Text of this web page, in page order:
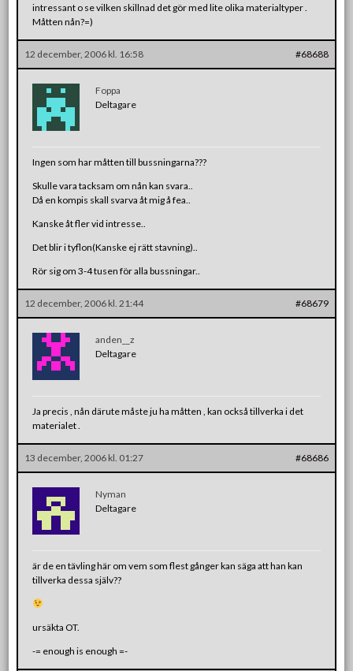
intressant o se vilken skillnad det gör med lite olika materialtyper .
Måtten nån?=)
12 december, 2006 kl. 16:58 #68688
Foppa
Deltagare
Ingen som har måtten till bussningarna???
Skulle vara tacksam om nån kan svara..
Då en kompis skall svarva åt mig å fea..
Kanske åt fler vid intresse..
Det blir i tyflon(Kanske ej rätt stavning)..
Rör sig om 3-4 tusen för alla bussningar..
12 december, 2006 kl. 21:44 #68679
anden__z
Deltagare
Ja precis , nån därute måste ju ha måtten , kan också tillverka i det
materialet .
13 december, 2006 kl. 01:27 #68686
Nyman
Deltagare
är de en tävling här om vem som flest gånger kan säga att han kan
tillverka dessa själv??
ursäkta OT.
-= enough is enough =-